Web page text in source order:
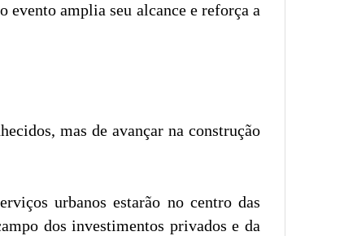
evento amplia seu alcance e reforça a
mas de avançar na construção
urbanos estarão no centro das
dos investimentos privados e da